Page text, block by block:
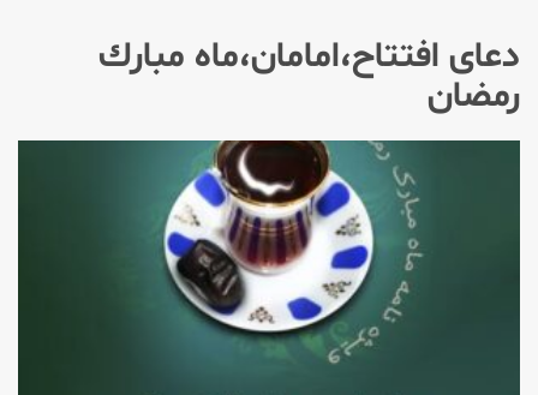
دعای افتتاح،امامان،ماه مبارك
رمضان